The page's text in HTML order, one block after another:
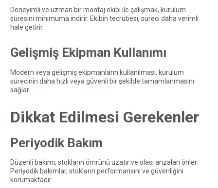
Deneyimli ve uzman bir montaj ekibi ile çalışmak, kurulum
süresini minimuma indirir. Ekibin tecrübesi, süreci daha verimli
hale getirir.
Gelişmiş Ekipman Kullanımı
Modern veya gelişmiş ekipmanların kullanılması, kurulum
sürecinin daha hızlı veya güvenli bir şekilde tamamlanmasını
sağlar.
Dikkat Edilmesi Gerekenler
Periyodik Bakım
Düzenli bakımı, stokların ömrünü uzatır ve olası arızaları önler.
Periyodik bakımlar, stokların performansını ve güvenliğini
korumaktadır.